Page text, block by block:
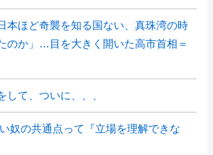
本ほど奇襲を知る国ない、真珠湾の時
のか」…目を大きく開いた高市首相＝
して、ついに、、、
奴の共通点って『立場を理解できな